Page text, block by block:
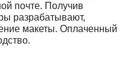
почте. Получив
разрабатывают,
макеты. Оплаченный